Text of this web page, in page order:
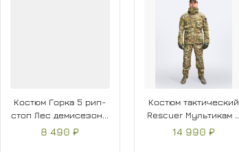
Костюм Горка 5 рип-
стоп Лес демисезон...
8 490 ₽
Костюм тактический
Rescuer Мультикам ...
14 990 ₽